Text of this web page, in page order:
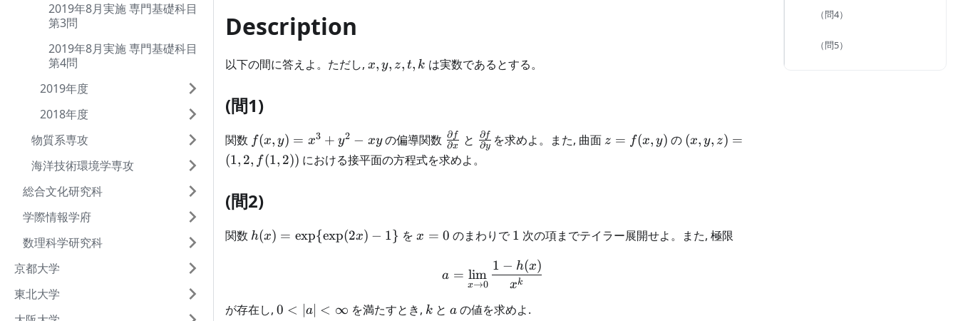
2019年8月実施 専門基礎科目
第3問
2019年8月実施 専門基礎科目
第4問
2019年度
2018年度
物質系専攻
海洋技術環境学専攻
総合文化研究科
学際情報学府
数理科学研究科
京都大学
東北大学
Description
以下の間に答えよ。ただし, x,y,z,t,k
x, y, z, t, k は実数であるとする。
(間1)
関数 f(x,y)
=
x^3
y^2 -
f(x, y) = x3 + y2 − xyの偏導関数 \frac{\partial
f}{\partial x}
∂x
∂f と \frac{\partial
f}{\partial y}
∂y
∂f を求めよ。また, 曲面 z =
z = f(x, y) の (x,y,z) =
(x, y, z) =
(1, 2, f(1, 2)) における接平面の方程式を求めよ。
(間2)
関数 h(x) =
h(x) = exp{exp(2x) − 1} をx
x = 0 のまわりで1
1 次の項までテイラー展開せよ。また, 極限
a = \lim_{x \rightarrow 0} \frac{1 - h(x)}{x^k}
a =
x→0
lim
xk
1 − h(x)
が存在し, 0 <
0 < a∣ < ∞ を満たすとき, k
k とa
a の値を求めよ.
（問4）
（問5）